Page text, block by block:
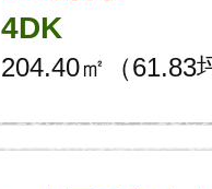
4DK
204.40㎡（61.83